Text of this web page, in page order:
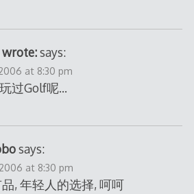
wrote: says:
at 8:30 pm
过Golf呢…
says:
at 8:30 pm
, 年轻人的选择, 呵呵